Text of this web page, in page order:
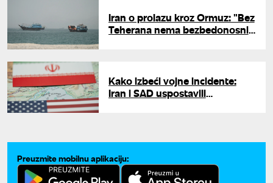
Iran o prolazu kroz Ormuz: "Bez
Teherana nema bezbedonosnih
Kako izbeći vojne incidente:
Iran i SAD uspostavili
Preuzmite mobilnu aplikaciju: